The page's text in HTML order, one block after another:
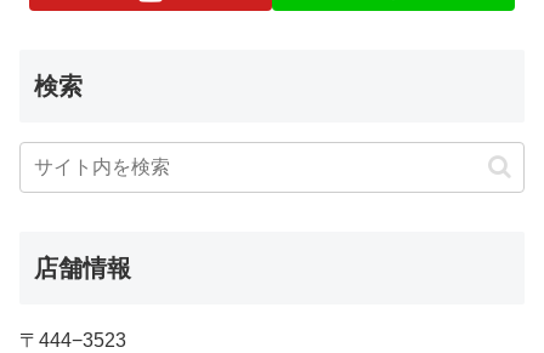
検索
店舗情報
〒444−3523